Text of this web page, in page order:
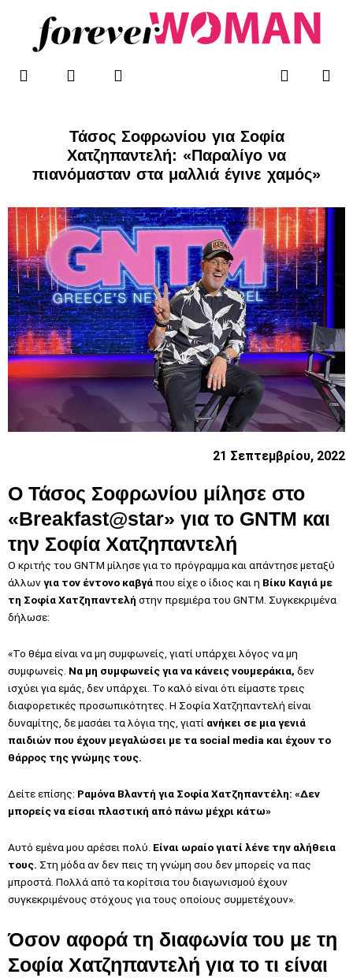
περιεχόμενο
F
a
f
T
w
t
e
r
I
n
a
g
r
a
Search
Τάσος Σοφρωνίου για Σοφία
Χατζηπαντελή: «Παραλίγο να
πιανόμασταν στα μαλλιά έγινε χαμός»
21 Σεπτεμβρίου, 2022
Ο Τάσος Σοφρωνίου μίλησε στο
«Breakfast@star» για το GNTM και
την Σοφία Χατζηπαντελή
Ο κριτής του GNTM μίλησε για το πρόγραμμα και απάντησε μεταξύ
άλλωνγια τον έντονο καβγάπου είχε ο ίδιος και η Βίκυ Καγιά με
τη Σοφία Χατζηπαντελή στην πρεμιέρα του GNTM. Συγκεκριμένα
δήλωσε:
«Το θέμα είναι να μη συμφωνείς, γιατί υπάρχει λόγος να μη
συμφωνείς. Να μη συμφωνείς για να κάνεις νουμεράκια, δεν
ισχύει για εμάς, δεν υπάρχει. Το καλό είναι ότι είμαστε τρεις
διαφορετικές προσωπικότητες. Η Σοφία Χατζηπαντελή είναι
δυναμίτης, δε μασάει τα λόγια της, γιατί ανήκει σε μια γενιά
παιδιών που έχουν μεγαλώσει με τα social media και έχουν το
θάρρος της γνώμης τους.
Δείτε επίσης: Ραμόνα Βλαντή για Σοφία Χατζηπαντέλη: «Δεν
μπορείς να είσαι πλαστική από πάνω μέχρι κάτω»
Αυτό εμένα μου αρέσει πολύ. Είναι ωραίο γιατί λένε την αλήθεια
τους. Στη μόδα αν δεν πεις τη γνώμη σου δεν μπορείς να πας
μπροστά. Πολλά από τα κορίτσια του διαγωνισμού έχουν
συγκεκριμένους στόχους για τους οποίους συμμετέχουν».
Όσον αφορά τη διαφωνία του με τη
Σοφία Χατζηπαντελή για το τι είναι